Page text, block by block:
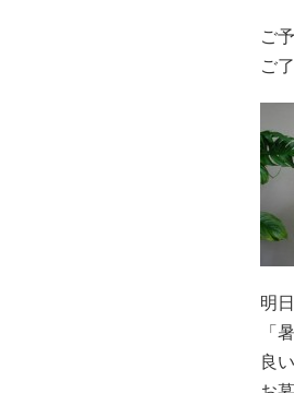
ご
ご
明
「
良